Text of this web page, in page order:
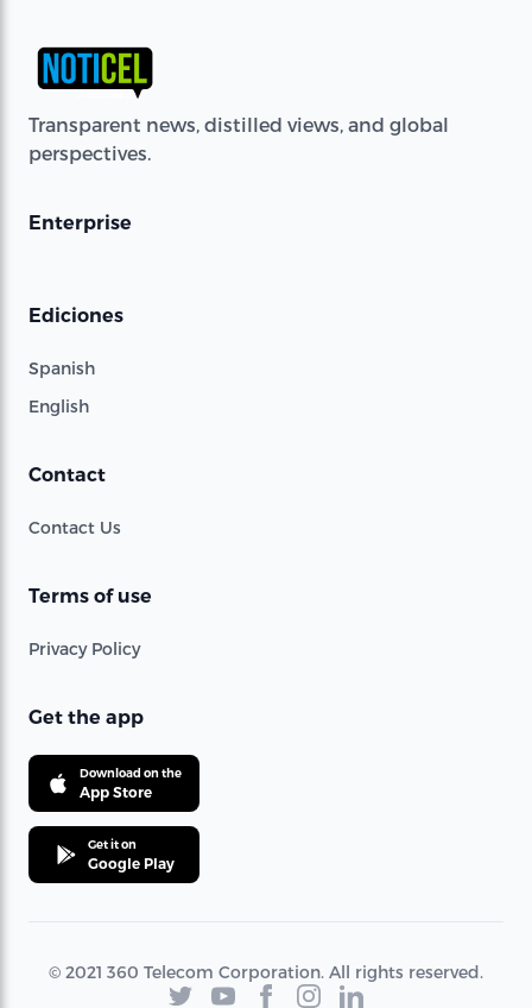
Transparent news, distilled views, and global
perspectives.
Enterprise
Ediciones
Spanish
English
Contact
Contact Us
Terms of use
Privacy Policy
Get the app
Download on the
App Store
Get it on
Google Play
© 2021 360 Telecom Corporation. All rights reserved.